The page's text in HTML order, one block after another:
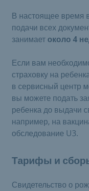
В настоящее время
подачи всех
занимает около 4
Если вам
страховку на
в сервисный центр
вы можете подать
ребенка до выдачи
например, на
обследование U3.
Тарифы и
Свидетельство о